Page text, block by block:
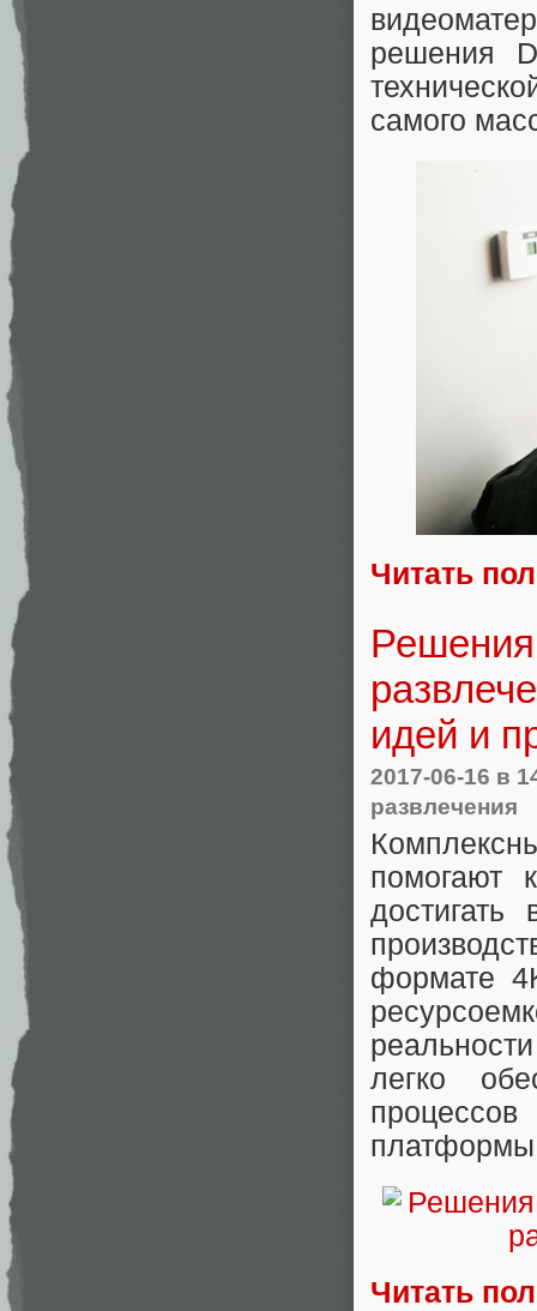
решения
самого
Читать
идей и
2017-06-16 в
развлечения
помогают
достигать
формате
легко
Читать